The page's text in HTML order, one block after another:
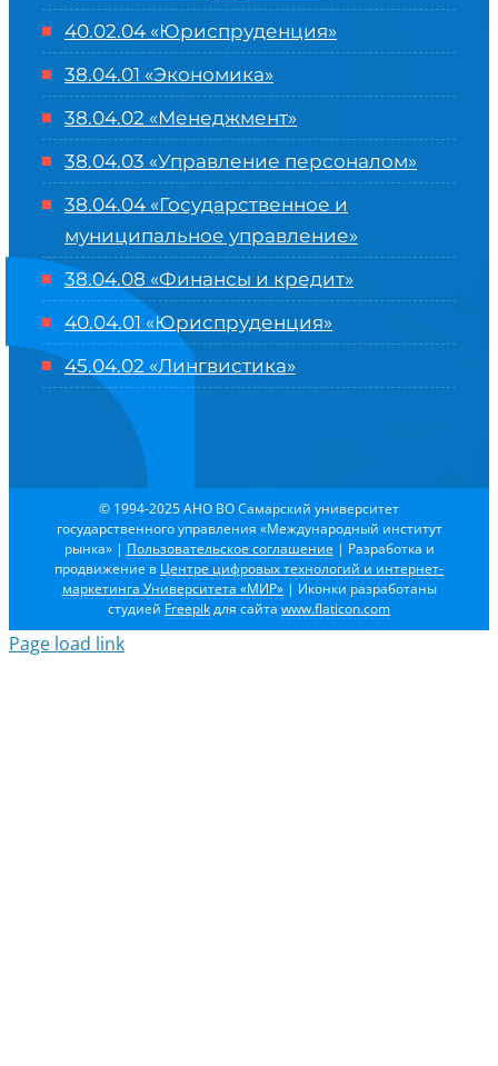
40.02.04 «Юриспруденция»
38.04.01 «Экономика»
38.04.02 «Менеджмент»
38.04.03 «Управление персоналом»
38.04.04 «Государственное и
муниципальное управление»
38.04.08 «Финансы и кредит»
40.04.01 «Юриспруденция»
45.04.02 «Лингвистика»
© 1994-2025 АНО ВО Самарский университет
государственного управления «Международный институт
рынка» | Пользовательское соглашение | Разработка и
продвижение в Центре цифровых технологий и интернет-
маркетинга Университета «МИР»| Иконки разработаны
студией Freepikдля сайта www.flaticon.com
Page load link